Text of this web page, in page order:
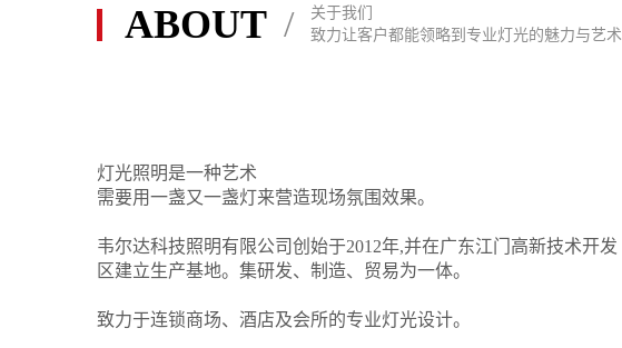
酒店大厅天花灯灯具
ABOUT /
关于我们
致力让客户都能领略到专业灯光的魅力与艺术
灯光照明是一种艺术
需要用一盏又一盏灯来营造现场氛围效果。
韦尔达科技照明有限公司创始于2012年,并在广东江门高新技术开发
区建立生产基地。集研发、制造、贸易为一体。
致力于连锁商场、酒店及会所的专业灯光设计。